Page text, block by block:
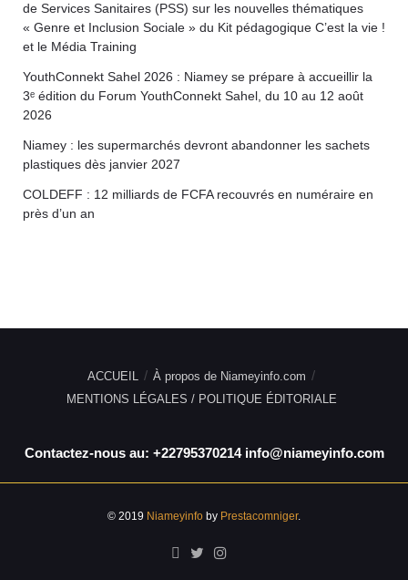
de Services Sanitaires (PSS) sur les nouvelles thématiques
« Genre et Inclusion Sociale » du Kit pédagogique C’est la vie !
et le Média Training
YouthConnekt Sahel 2026 : Niamey se prépare à accueillir la
3ᵉ édition du Forum YouthConnekt Sahel, du 10 au 12 août
2026
Niamey : les supermarchés devront abandonner les sachets
plastiques dès janvier 2027
COLDEFF : 12 milliards de FCFA recouvrés en numéraire en
près d’un an
ACCUEIL
À propos de Niameyinfo.com
MENTIONS LÉGALES / POLITIQUE ÉDITORIALE
Contactez-nous au: +22795370214 info@niameyinfo.com
© 2019 Niameyinfo by Prestacomniger.